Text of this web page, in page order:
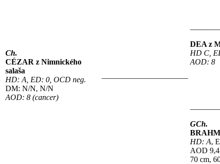
Ch.
CÉZAR z Nimnického
salaša
HD: A, ED: 0, OCD neg.
DM: N/N, N/N
AOD: 8 (cancer)
DEA z
HD C,
AOD: 8
GCh.
HD: A,
AOD 9,4
70 cm,